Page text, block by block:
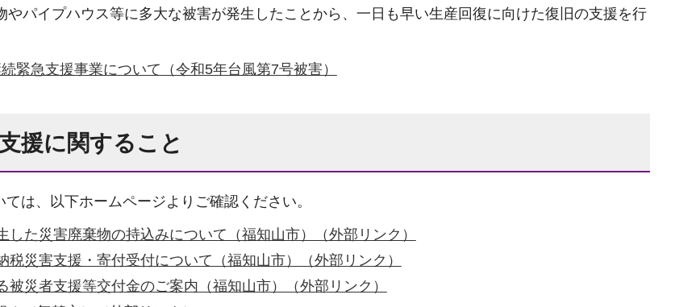
やパイプハウス等に多大な被害が発生したことから、一日も早い生産回復に向けた復旧の支援を行
緊急支援事業について（令和5年台風第7号被害）
援に関すること
は、以下ホームページよりご確認ください。
た災害廃棄物の持込みについて（福知山市）（外部リンク）
災害支援・寄付受付について（福知山市）（外部リンク）
災者支援等交付金のご案内（福知山市）（外部リンク）